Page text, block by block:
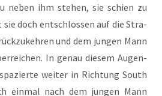
neben ihm ste­hen, sie schien zu
doch ent­schlos­sen auf die Stra­
und dem jun­gen Mann
In genau die­sem Augen­
wei­ter in Rich­tung South
ein­mal nach dem jun­gen Mann